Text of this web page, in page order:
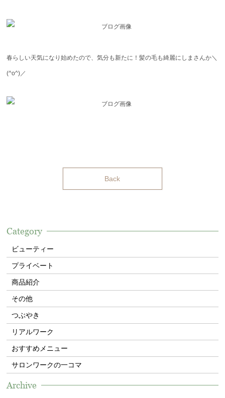
春らしい天気になり始めたので、気分も新たに！髪の毛も綺麗にしまさんか＼
(^o^)／
Back
Category
ビューティー
プライベート
商品紹介
その他
つぶやき
リアルワーク
おすすめメニュー
サロンワークの一コマ
Archive